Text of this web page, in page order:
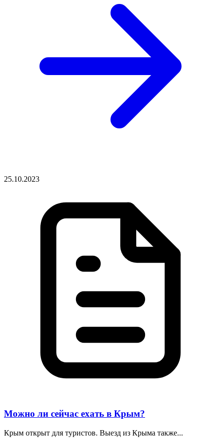
25.10.2023
Можно ли сейчас ехать в Крым?
Крым открыт для туристов. Выезд из Крыма также...